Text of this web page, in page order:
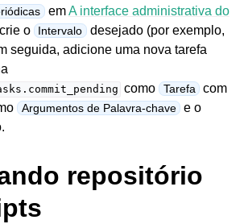
emA interface administrativa do
o Intervalo desejado (por exemplo,
seguida, adicione uma nova tarefa
como Tarefa com
Argumentos de Palavra-chave e o
repositório